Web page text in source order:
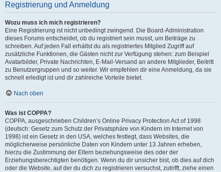
Registrierung und Anmeldung
Wozu muss ich mich registrieren?
Eine Registrierung ist nicht unbedingt zwingend. Die Board-Administration
dieses Forums entscheidet, ob du registriert sein musst, um Beiträge zu
schreiben. Auf jeden Fall erhältst du als registriertes Mitglied Zugriff auf
zusätzliche Funktionen, die Gästen nicht zur Verfügung stehen: zum Beispiel
Avatarbilder, Private Nachrichten, E-Mail-Versand an andere Mitglieder, Beitritt
zu Benutzergruppen und so weiter. Wir empfehlen dir eine Anmeldung, da sie
schnell erledigt ist und dir zahlreiche Vorteile bietet.
Nach oben
Was ist COPPA?
COPPA, ausgeschrieben Children’s Online Privacy Protection Act of 1998
(deutsch: Gesetz zum Schutz der Privatsphäre von Kindern im Internet von
1998) ist ein Gesetz in den USA, welches festlegt, dass Websites, die
möglicherweise persönliche Daten von Kindern unter 13 Jahren erheben,
hierzu die Zustimmung der Eltern beziehungsweise des oder der
Erziehungsberechtigten benötigen. Wenn du dir unsicher bist, ob dies auf dich
oder die Website, auf der du dich zu registrieren versuchst, zutrifft, ziehe einen